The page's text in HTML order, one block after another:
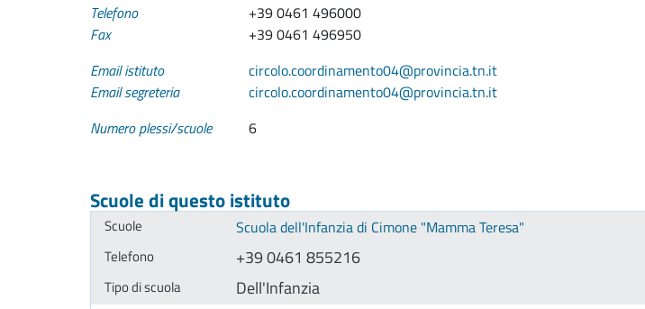
Telefono
+39 0461 496000
Fax
+39 0461 496950
Email istituto
circolo.coordinamento04@provincia.tn.it
Email segreteria
circolo.coordinamento04@provincia.tn.it
Numero plessi/scuole
6
Scuole di questo istituto
Scuola dell'Infanzia di Cimone "Mamma Teresa"
+39 0461 855216
Dell'Infanzia